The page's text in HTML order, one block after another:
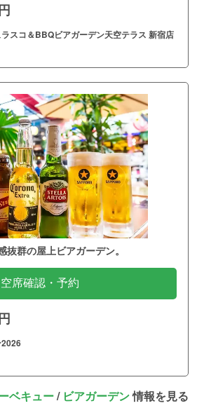
ラスコ＆BBQビアガーデン天空テラス 新宿店
群の屋上ビアガーデン。
空席確認・予約
ベキュー/ ビアガーデン情報を見る